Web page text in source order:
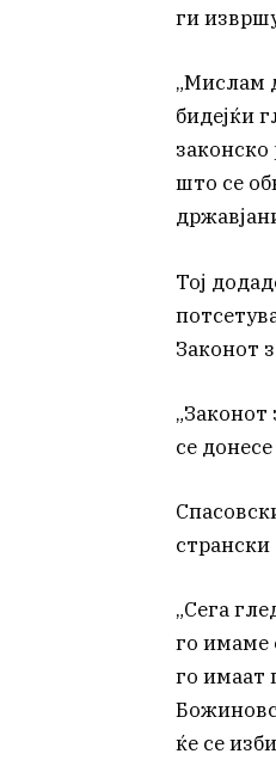
ги
„Мислам
бидејќи
што се
Тој
Законот
„Законот
се
„Сега
го имаме
го имаат
ќе се